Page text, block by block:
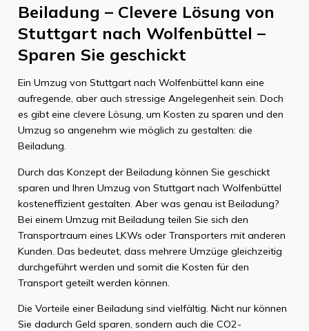
Beiladung – Clevere Lösung von
Stuttgart nach Wolfenbüttel –
Sparen Sie geschickt
Ein Umzug von Stuttgart nach Wolfenbüttel kann eine
aufregende, aber auch stressige Angelegenheit sein. Doch
es gibt eine clevere Lösung, um Kosten zu sparen und den
Umzug so angenehm wie möglich zu gestalten: die
Beiladung.
Durch das Konzept der Beiladung können Sie geschickt
sparen und Ihren Umzug von Stuttgart nach Wolfenbüttel
kosteneffizient gestalten. Aber was genau ist Beiladung?
Bei einem Umzug mit Beiladung teilen Sie sich den
Transportraum eines LKWs oder Transporters mit anderen
Kunden. Das bedeutet, dass mehrere Umzüge gleichzeitig
durchgeführt werden und somit die Kosten für den
Transport geteilt werden können.
Die Vorteile einer Beiladung sind vielfältig. Nicht nur können
Sie dadurch Geld sparen, sondern auch die CO2-